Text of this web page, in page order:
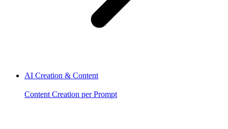
AI Creation & Content
Content Creation per Prompt